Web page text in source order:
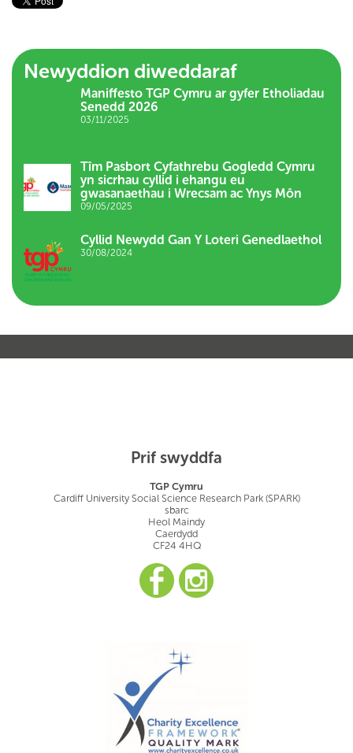
Newyddion diweddaraf
Maniffesto TGP Cymru ar gyfer Etholiadau
Senedd 2026
03/11/2025
Tîm Pasbort Cyfathrebu Gogledd Cymru
yn sicrhau cyllid i ehangu eu
gwasanaethau i Wrecsam ac Ynys Môn
09/05/2025
Cyllid Newydd Gan Y Loteri Genedlaethol
30/08/2024
Prif swyddfa
TGP Cymru
Cardiff University Social Science Research Park (SPARK)
sbarc
Heol Maindy
Caerdydd
CF24 4HQ